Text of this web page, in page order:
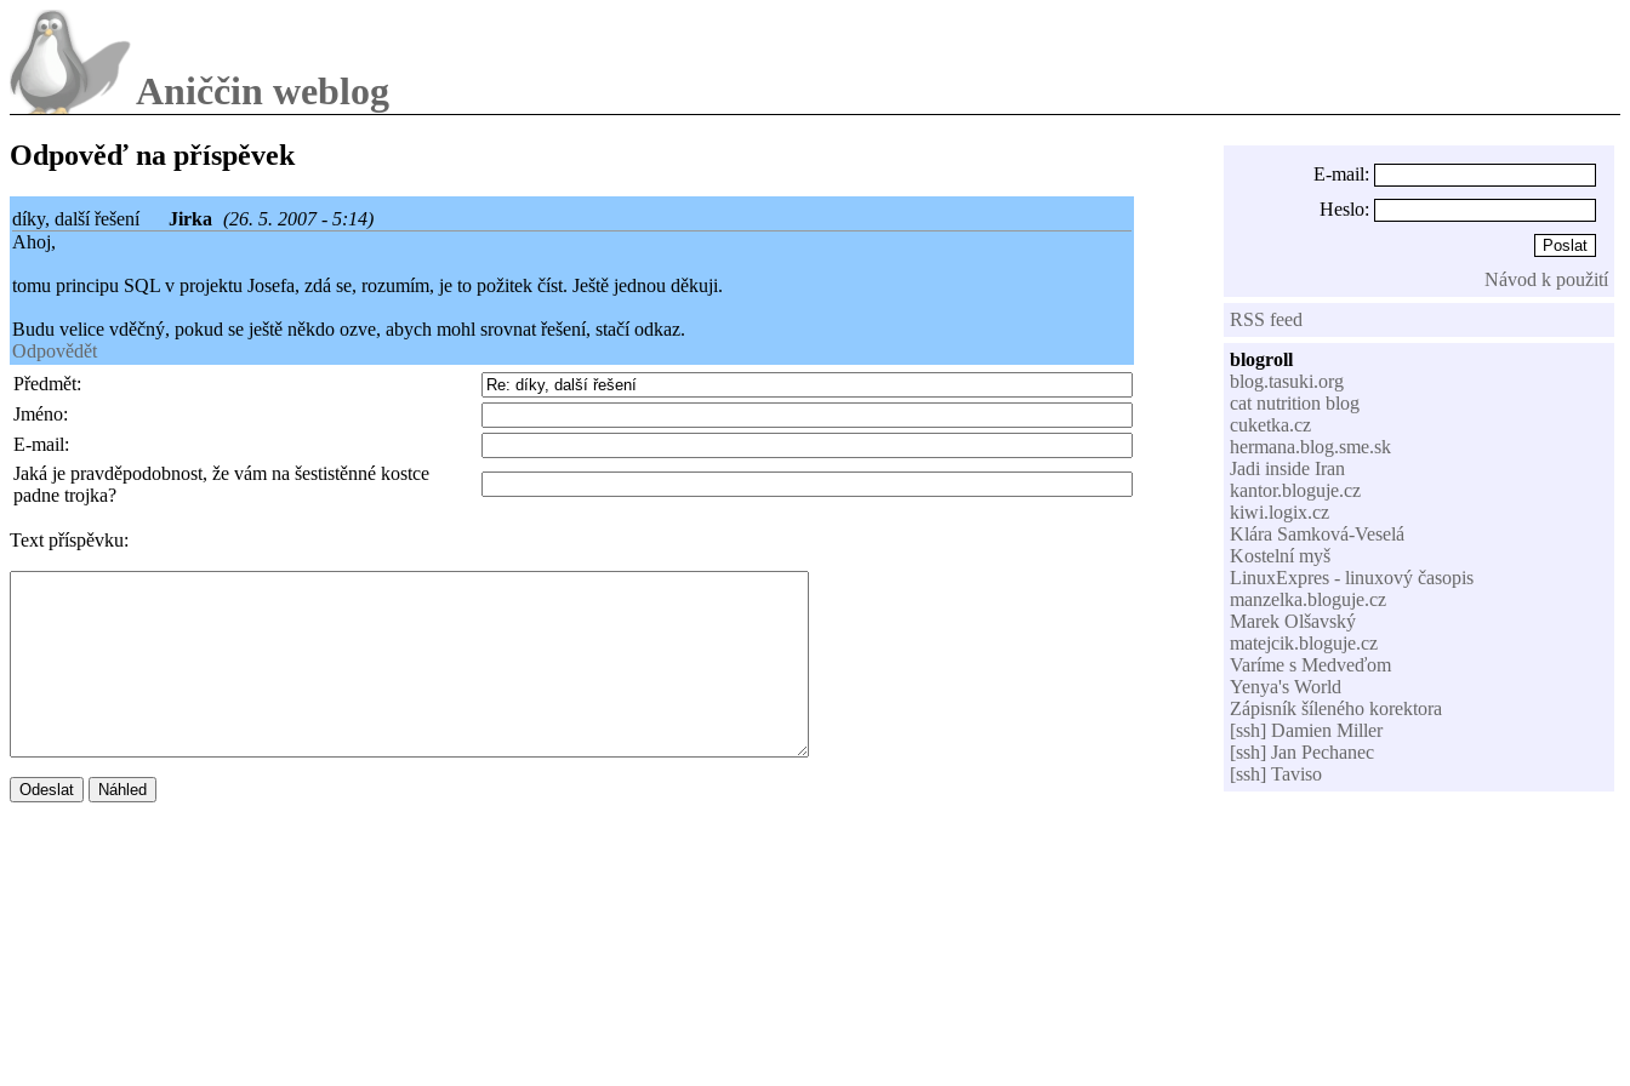
Aniččin weblog
E-mail:
Heslo:
Návod k použití
RSS feed
blogroll
blog.tasuki.org
cat nutrition blog
cuketka.cz
hermana.blog.sme.sk
Jadi inside Iran
kantor.bloguje.cz
kiwi.logix.cz
Klára Samková-Veselá
Kostelní myš
LinuxExpres - linuxový časopis
manzelka.bloguje.cz
Marek Olšavský
matejcik.bloguje.cz
Varíme s Medveďom
Yenya's World
Zápisník šíleného korektora
[ssh] Damien Miller
[ssh] Jan Pechanec
[ssh] Taviso
Odpověď na příspěvek
díky, další řešení Jirka (26. 5. 2007 - 5:14)
Ahoj,
tomu principu SQL v projektu Josefa, zdá se, rozumím, je to požitek číst. Ještě jednou děkuji.
Budu velice vděčný, pokud se ještě někdo ozve, abych mohl srovnat řešení, stačí odkaz.
Odpovědět
Předmět:
Jméno:
E-mail:
Jaká je pravděpodobnost, že vám na šestistěnné kostce
padne trojka?
Text příspěvku: